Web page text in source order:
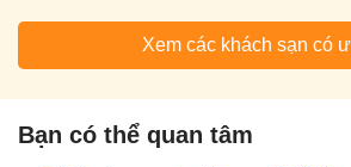
Xem các khách sạn có
Bạn có thể quan tâm